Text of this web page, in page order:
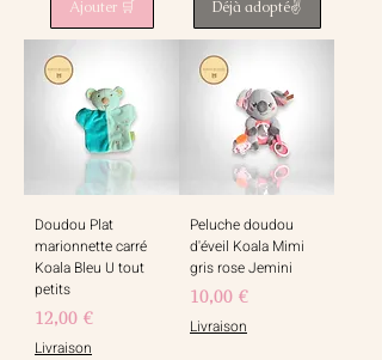
Ajouter 🛒 Déjà adopté✌️
Doudou Plat
marionnette carré
Koala Bleu U tout
petits
Prix
12,00 €
Livraison
Peluche doudou
d'éveil Koala Mimi
gris rose Jemini
Prix
10,00 €
Livraison